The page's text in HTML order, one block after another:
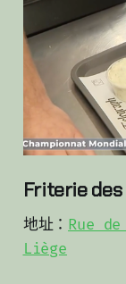
Friterie
地址： Rue
Liège